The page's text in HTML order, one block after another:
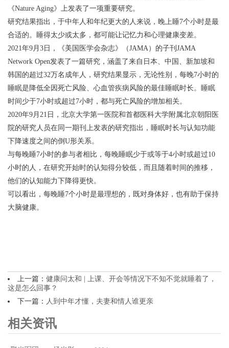
《Nature Aging》上发表了一项重要研究。
研究结果指出，于中年人和年纪更大的人来说，晚上睡7个小时是最
合适的。睡得太少或太多，都可能让记忆力和心理健康变差。
2021年9月3日，《美国医学会杂志》（JAMA）的子刊JAMA
Network Open发表了一篇研究，涵盖了来自日本、中国、新加坡和
韩国的超过32万名成年人，研究结果显示，无论性别，每晚7小时的
睡眠是降低全因死亡风险、心血管疾病风险的最佳睡眠时长。睡眠
时间少于7小时或超过7小时，都与死亡风险的增加相关。
2020年9月21日，北京大学第一医院和首都医科大学附属北京朝阳医
院的研究人员在同一期刊上发表的研究指出，睡眠时长与认知功能
下降速度之间的倒U形关系。
与每晚睡7小时的参与者相比，每晚睡眠少于或等于4小时或超过10
小时的人，在研究开始时的认知得分较低，而且随着时间的推移，
他们的认知能力下降得更快。
可以看出，每晚睡7个小时是最理想的，既对身体好，也有助于保持
大脑健康。
上一篇： 健康问太和 | 上课、开会等情况下不知不觉就睡着了，
这是怎么回事？
下一篇： 人到中年才懂，夫妻和情人谁更亲
相关资讯